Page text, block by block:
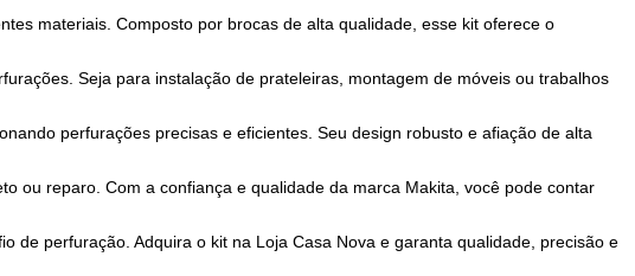
materiais. Composto por brocas de alta qualidade, esse kit oferece o
Seja para instalação de prateleiras, montagem de móveis ou trabalhos
perfurações precisas e eficientes. Seu design robusto e afiação de alta
ou reparo. Com a confiança e qualidade da marca Makita, você pode contar
de perfuração. Adquira o kit na Loja Casa Nova e garanta qualidade, precisão e